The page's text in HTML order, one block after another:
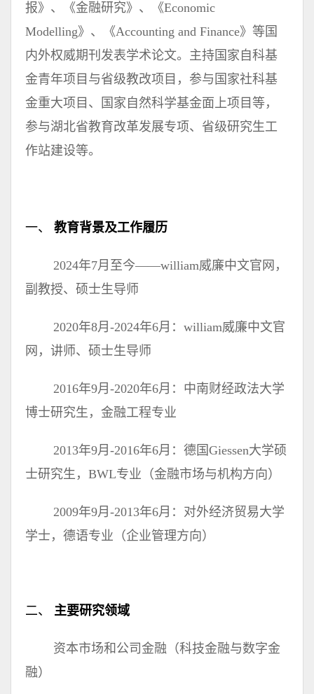
报》、《金融研究》、《Economic
Modelling》、《Accounting and Finance》等国
内外权威期刊发表学术论文。主持国家自科基
金青年项目与省级教改项目，参与国家社科基
金重大项目、国家自然科学基金面上项目等，
参与湖北省教育改革发展专项、省级研究生工
作站建设等。
一、 教育背景及工作履历
2024年7月至今——william威廉中文官网，
副教授、硕士生导师
2020年8月-2024年6月：william威廉中文官
网，讲师、硕士生导师
2016年9月-2020年6月：中南财经政法大学
博士研究生，金融工程专业
2013年9月-2016年6月：德国Giessen大学硕
士研究生，BWL专业（金融市场与机构方向）
2009年9月-2013年6月：对外经济贸易大学
学士，德语专业（企业管理方向）
二、 主要研究领域
资本市场和公司金融（科技金融与数字金
融）